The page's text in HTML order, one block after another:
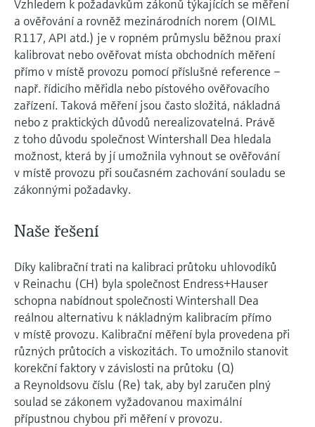
Vzhledem k požadavkům zákonů týkajících se měření
a ověřování a rovněž mezinárodních norem (OIML
R117, API atd.) je v ropném průmyslu běžnou praxí
kalibrovat nebo ověřovat místa obchodních měření
přímo v místě provozu pomocí příslušné reference –
např. řídicího měřidla nebo pístového ověřovacího
zařízení. Taková měření jsou často složitá, nákladná
nebo z praktických důvodů nerealizovatelná. Právě
z toho důvodu společnost Wintershall Dea hledala
možnost, která by jí umožnila vyhnout se ověřování
v místě provozu při současném zachování souladu se
zákonnými požadavky.
Naše řešení
Díky kalibrační trati na kalibraci průtoku uhlovodíků
v Reinachu (CH) byla společnost Endress+Hauser
schopna nabídnout společnosti Wintershall Dea
reálnou alternativu k nákladným kalibracím přímo
v místě provozu. Kalibrační měření byla provedena při
různých průtocích a viskozitách. To umožnilo stanovit
korekční faktory v závislosti na průtoku (Q)
a Reynoldsovu číslu (Re) tak, aby byl zaručen plný
soulad se zákonem vyžadovanou maximální
přípustnou chybou při měření v provozu.